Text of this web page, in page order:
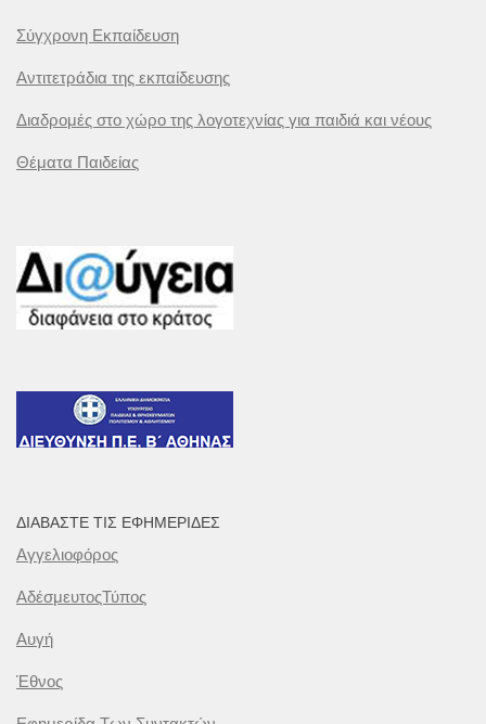
Σύγχρονη Εκπαίδευση
Αντιτετράδια της εκπαίδευσης
Διαδρομές στο χώρο της λογοτεχνίας για παιδιά και νέους
Θέματα Παιδείας
ΔΙΑΒΆΣΤΕ ΤΙΣ ΕΦΗΜΕΡΊΔΕΣ
Αγγελιοφόρος
ΑδέσμευτοςΤύπος
Αυγή
Έθνος